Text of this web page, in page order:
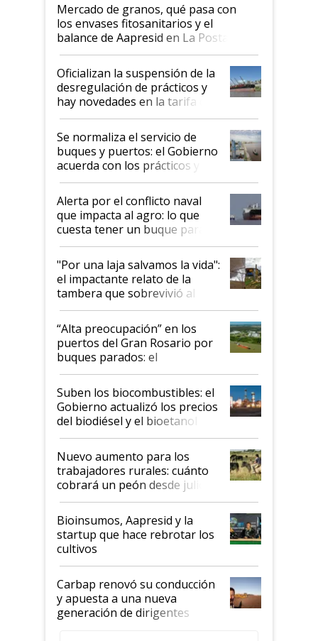
Mercado de granos, qué pasa con
los envases fitosanitarios y el
balance de Aapresid en La Posta
Oficializan la suspensión de la
desregulación de prácticos y
hay novedades en la tarifa de
la hidrovía
Se normaliza el servicio de
buques y puertos: el Gobierno
acuerda con los prácticos y
suspende el decreto de
desregulación
Alerta por el conflicto naval
que impacta al agro: lo que
cuesta tener un buque parado
y el peligro de que Argentina
pase a ser "país sucio"
"Por una laja salvamos la vida":
el impactante relato de la
tambera que sobrevivió al
tornado
“Alta preocupación” en los
puertos del Gran Rosario por
buques parados: el
funcionamiento de las
exportadoras en tensión tras
la medida de fuerza de los
prácticos
Suben los biocombustibles: el
Gobierno actualizó los precios
del biodiésel y el bioetanol
Nuevo aumento para los
trabajadores rurales: cuánto
cobrará un peón desde julio
Bioinsumos, Aapresid y la
startup que hace rebrotar los
cultivos
Carbap renovó su conducción
y apuesta a una nueva
generación de dirigentes